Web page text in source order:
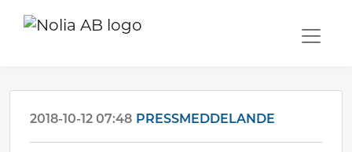
2018-10-12 07:48 PRESSMEDDELANDE